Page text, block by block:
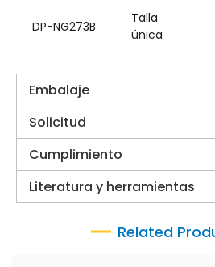
DP-NG273B
Talla
única
Embalaje
Solicitud
Cumplimiento
Literatura y herramientas
Related